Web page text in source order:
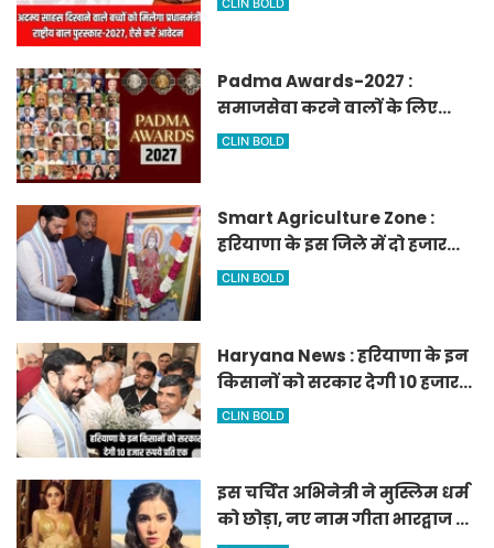
CLIN BOLD
Padma Awards-2027 :
समाजसेवा करने वालों के लिए
सुनेहरा मौका, गृह मंत्रालय ने
CLIN BOLD
Smart Agriculture Zone :
हरियाणा के इस जिले में दो हजार
एकड़ में बनेगा स्मार्ट एग्रीकल्चर
CLIN BOLD
Haryana News : हरियाणा के इन
किसानों को सरकार देगी 10 हजार
रुपये प्रति एकड़, सीएम सैनी की
CLIN BOLD
इस चर्चित अभिनेत्री ने मुस्लिम धर्म
को छोड़ा, नए नाम गीता भारद्वाज से